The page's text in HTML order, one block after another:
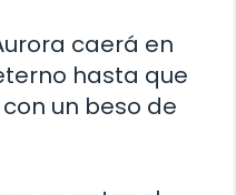
caerá en
hasta que
un beso de